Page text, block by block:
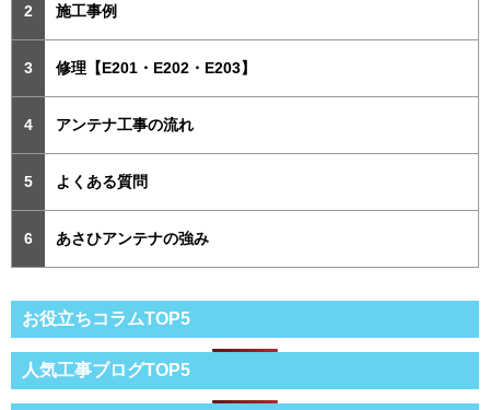
施工事例
修理【E201・E202・E203】
アンテナ工事の流れ
よくある質問
あさひアンテナの強み
お役立ちコラムTOP5
人気工事ブログTOP5